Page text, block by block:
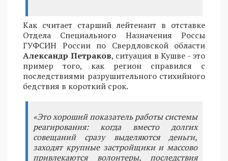
Как считает старший лейтенант в отставке
Отдела Специального Назначения Россы
ГУФСИН России по Свердловской области
Александр Петраков, ситуация в Кушве - это
пример того, как регион справился с
последствиями разрушительного стихийного
бедствия в короткий срок.
«Это хороший показатель работы системы
реагирования: когда вместо долгих
совещаний сразу выделяются деньги,
заходят крупные застройщики и массово
привлекаются волонтеры, последствия